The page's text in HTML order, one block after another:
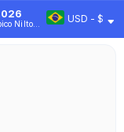
Santos USD - $